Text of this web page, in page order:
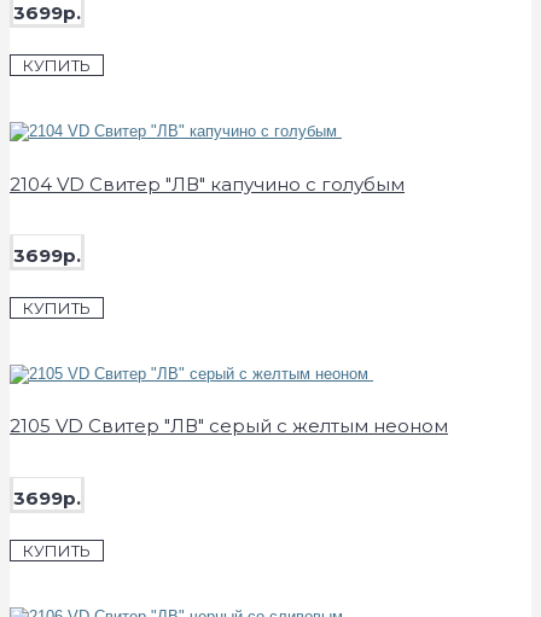
3699р.
КУПИТЬ
2104 VD Свитер "ЛВ" капучино с голубым
3699р.
КУПИТЬ
2105 VD Свитер "ЛВ" серый с желтым неоном
3699р.
КУПИТЬ